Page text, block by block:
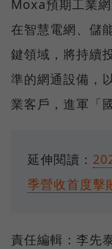
Moxa預期工業
在智慧電網、儲
鍵領域，將持續
準的網通設備，
業客戶，進軍「
延伸閱讀：
季營收首度擊
責任編輯：李先